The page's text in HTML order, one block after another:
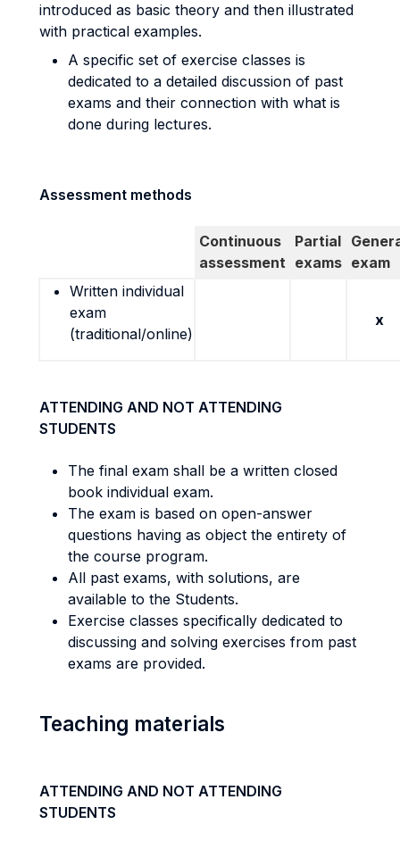
introduced as basic theory and then illustrated
with practical examples.
A specific set of exercise classes is
dedicated to a detailed discussion of past
exams and their connection with what is
done during lectures.
Assessment methods
Continuous
assessment
Partial
exams exam
Written individual
exam
(traditional/online)
x
ATTENDING AND NOT ATTENDING
STUDENTS
The final exam shall be a written closed
book individual exam.
The exam is based on open-answer
questions having as object the entirety of
the course program.
All past exams, with solutions, are
available to the Students.
Exercise classes specifically dedicated to
discussing and solving exercises from past
exams are provided.
Teaching materials
ATTENDING AND NOT ATTENDING
STUDENTS